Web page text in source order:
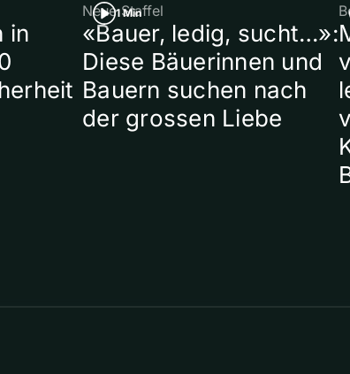
in
1 Min
Neue Staffel
«Bauer, ledig, sucht…»:
Diese Bäuerinnen und
Bauern suchen nach
der grossen Liebe